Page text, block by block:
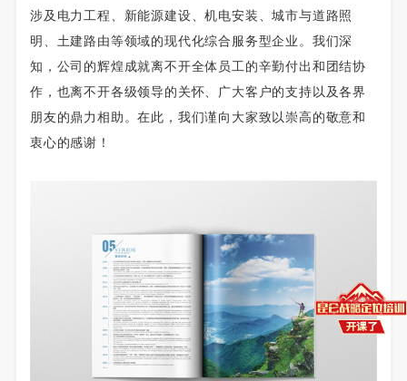
涉及电力工程、新能源建设、机电安装、城市与道路照
明、土建路由等领域的现代化综合服务型企业。我们深
知，公司的辉煌成就离不开全体员工的辛勤付出和团结协
作，也离不开各级领导的关怀、广大客户的支持以及各界
朋友的鼎力相助。在此，我们谨向大家致以崇高的敬意和
衷心的感谢！